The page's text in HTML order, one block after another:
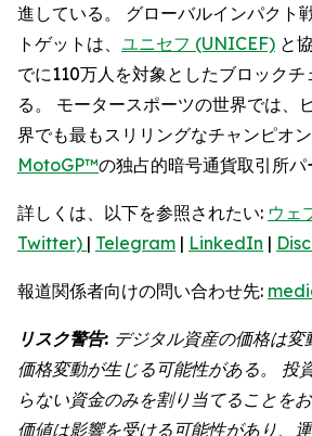
進している。 グローバルインパクト
トゲットは、 ユニセフ (UNICEF) と
でに110万人を対象としたブロック
る。 モータースポーツの世界では、
界でも最もスリリングなチャンピオ
MotoGP™の独占的暗号通貨取引所パ
詳しくは、以下を参照されたい: ウェ
Twitter) | Telegram | LinkedIn |
報道関係者向けの問い合わせ先:
リスク警告: デジタル資産の価格は
価格変動が生じる可能性がある。 投
らない資金のみを割り当てることを
価値は影響を受ける可能性があり、